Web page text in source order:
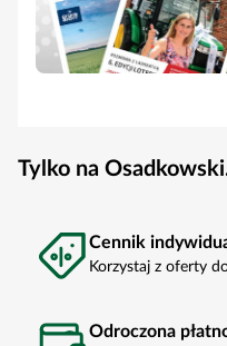
Tylko na
Cennik
Korzystaj z oferty
Odroczona